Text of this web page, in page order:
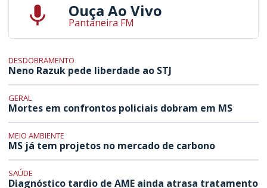
Ouça Ao Vivo
Pantaneira FM
DESDOBRAMENTO
Neno Razuk pede liberdade ao STJ
GERAL
Mortes em confrontos policiais dobram em MS
MEIO AMBIENTE
MS já tem projetos no mercado de carbono
SAÚDE
Diagnóstico tardio de AME ainda atrasa tratamento